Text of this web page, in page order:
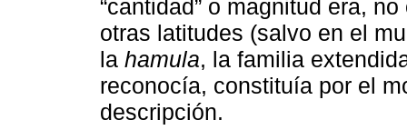
“cantidad” o magnitud era,
otras latitudes (salvo en el
la hamula, la familia
reconocía, constituía por el
descripción.